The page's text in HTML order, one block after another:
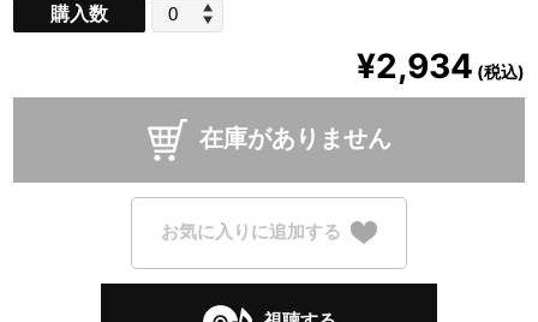
購入数
¥2,934 (税込)
在庫がありません
お気に入りに追加する